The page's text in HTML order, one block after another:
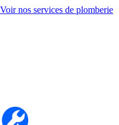
Voir nos services de plomberie